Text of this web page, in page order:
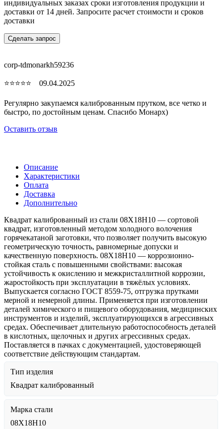
индивидуальных заказах сроки изготовления продукции и
доставки от 14 дней. Запросите расчет стоимости и сроков
доставки
Сделать запрос
corp-tdmonarkh59236
⭐⭐⭐⭐⭐ 09.04.2025
Регулярно закупаемся калиброванным прутком, все четко и
быстро, по достойным ценам. Спасибо Монарх)
Оставить отзыв
Описание
Характеристики
Оплата
Доставка
Дополнительно
Квадрат калиброванный из стали 08Х18Н10 — сортовой
квадрат, изготовленный методом холодного волочения
горячекатаной заготовки, что позволяет получить высокую
геометрическую точность, равномерные допуски и
качественную поверхность. 08Х18Н10 — коррозионно-
стойкая сталь с повышенными свойствами: высокая
устойчивость к окислению и межкристаллитной коррозии,
жаростойкость при эксплуатации в тяжёлых условиях.
Выпускается согласно ГОСТ 8559-75, отгрузка прутками
мерной и немерной длины. Применяется при изготовлении
деталей химического и пищевого оборудования, медицинских
инструментов и изделий, эксплуатирующихся в агрессивных
средах. Обеспечивает длительную работоспособность деталей
в кислотных, щелочных и других агрессивных средах.
Поставляется в пачках с документацией, удостоверяющей
соответствие действующим стандартам.
Тип изделия
Квадрат калиброванный
Марка стали
08Х18Н10